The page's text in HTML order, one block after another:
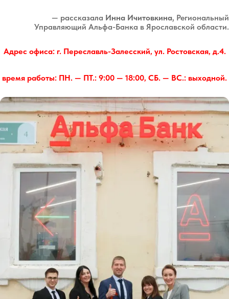
— рассказала Инна Ичитовкина, Региональный
Управляющий Альфа-Банка в Ярославской области.
Адрес офиса: г. Переславль-Залесский, ул. Ростовская, д.4.
время работы: ПН. — ПТ.: 9:00 — 18:00, СБ. — ВС.: выходной.